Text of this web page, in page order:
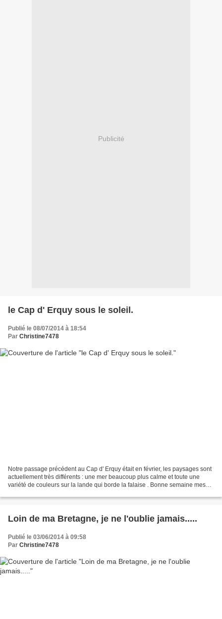
Publicité
le Cap d' Erquy sous le soleil.
Publié le 08/07/2014 à 18:54
Par Christine7478
Notre passage précédent au Cap d' Erquy était en février, les paysages sont
actuellement très différents : une mer beaucoup plus calme et toute une
variété de couleurs sur la lande qui borde la falaise . Bonne semaine mes
Loin de ma Bretagne, je ne l'oublie jamais.....
Publié le 03/06/2014 à 09:58
Par Christine7478